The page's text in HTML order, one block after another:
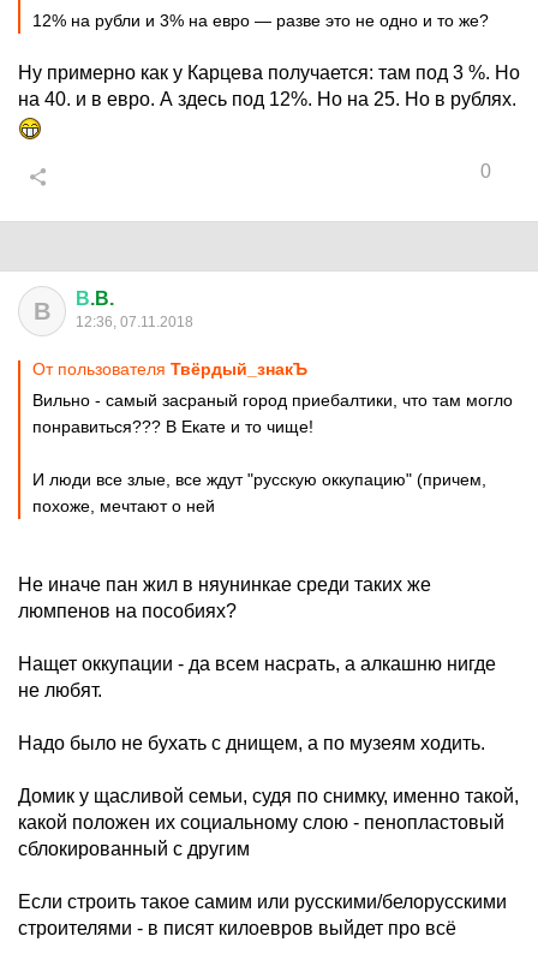
12% на рубли и 3% на евро — разве это не одно и то же?
Ну примерно как у Карцева получается: там под 3 %. Но
на 40. и в евро. А здесь под 12%. Но на 25. Но в рублях.
0
В В.B.
12:36, 07.11.2018
От пользователя Твёрдый_знакЪ
Вильно - самый засраный город приебалтики, что там могло
понравиться??? В Екате и то чище!
И люди все злые, все ждут "русскую оккупацию" (причем,
похоже, мечтают о ней
Не иначе пан жил в няунинкае среди таких же
люмпенов на пособиях?
Нащет оккупации - да всем насрать, а алкашню нигде
не любят.
Надо было не бухать с днищем, а по музеям ходить.
Домик у щасливой семьи, судя по снимку, именно такой,
какой положен их социальному слою - пенопластовый
сблокированный с другим
Если строить такое самим или русскими/белорусскими
строителями - в писят килоевров выйдет про всё